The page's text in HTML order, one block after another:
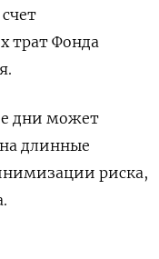
трат Фонда
дни может
длинные
риска,